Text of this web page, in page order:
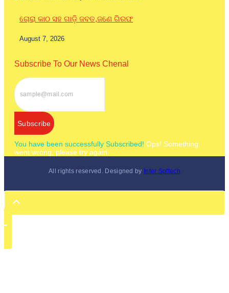
ଚୋରା କାଠ ସହ ଗାଡ଼ି ଜବତ,ଜଣେ ଗିରଫ
August 7, 2026
Subscribe To Our News Chenal
Subscribe
You have been successfully Subscribed! Ops! Something
went wrong, please try again.
All rights reserved. Designed by Inter Softech